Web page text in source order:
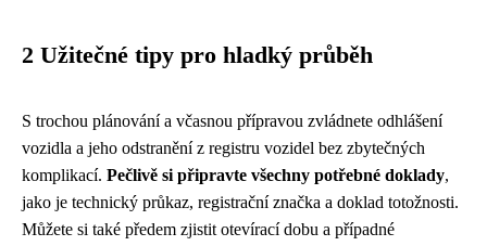
2 Užitečné tipy pro hladký průběh
S trochou plánování a včasnou přípravou zvládnete odhlášení
vozidla a jeho odstranění z registru vozidel bez zbytečných
komplikací. Pečlivě si připravte všechny potřebné doklady,
jako je technický průkaz, registrační značka a doklad totožnosti.
Můžete si také předem zjistit otevírací dobu a případné